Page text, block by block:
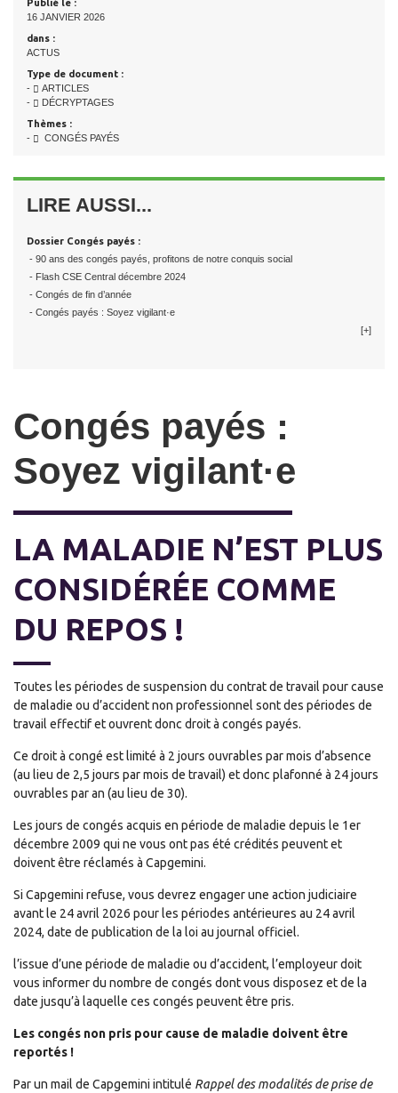
Publié le :
16 JANVIER 2026
dans :
ACTUS
Type de document :
-
ARTICLES
-
DÉCRYPTAGES
Thèmes :
-
CONGÉS PAYÉS
LIRE AUSSI...
Dossier Congés payés :
- 90 ans des congés payés, profitons de notre conquis social
- Flash CSE Central décembre 2024
- Congés de fin d’année
- Congés payés : Soyez vigilant·e
[+]
Congés payés :
Soyez vigilant·e
LA MALADIE N’EST PLUS
CONSIDÉRÉE COMME
DU REPOS !
Toutes les périodes de suspension du contrat de travail pour cause
de maladie ou d’accident non professionnel sont des périodes de
travail effectif et ouvrent donc droit à congés payés.
Ce droit à congé est limité à 2 jours ouvrables par mois d’absence
(au lieu de 2,5 jours par mois de travail) et donc plafonné à 24 jours
ouvrables par an (au lieu de 30).
Les jours de congés acquis en période de maladie depuis le 1er
décembre 2009 qui ne vous ont pas été crédités peuvent et
doivent être réclamés à Capgemini.
Si Capgemini refuse, vous devrez engager une action judiciaire
avant le 24 avril 2026 pour les périodes antérieures au 24 avril
2024, date de publication de la loi au journal officiel.
l’issue d’une période de maladie ou d’accident, l’employeur doit
vous informer du nombre de congés dont vous disposez et de la
date jusqu’à laquelle ces congés peuvent être pris.
Les congés non pris pour cause de maladie doivent être
reportés !
Par un mail de Capgemini intitulé Rappel des modalités de prise de